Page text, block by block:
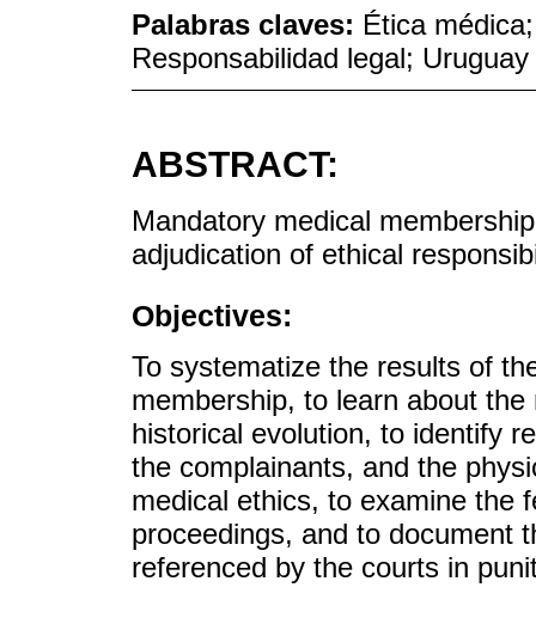
Palabras claves: Ética
Responsabilidad legal; Uruguay
ABSTRACT:
Mandatory medical
adjudication of ethical
Objectives:
To systematize the results of
membership, to learn about
historical evolution, to identify
the complainants, and the
medical ethics, to examine the
proceedings, and to document
referenced by the courts in